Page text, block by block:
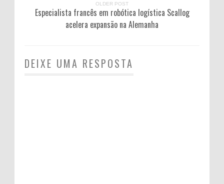
OLDER POST
Especialista francês em robótica logística Scallog
acelera expansão na Alemanha
DEIXE UMA RESPOSTA